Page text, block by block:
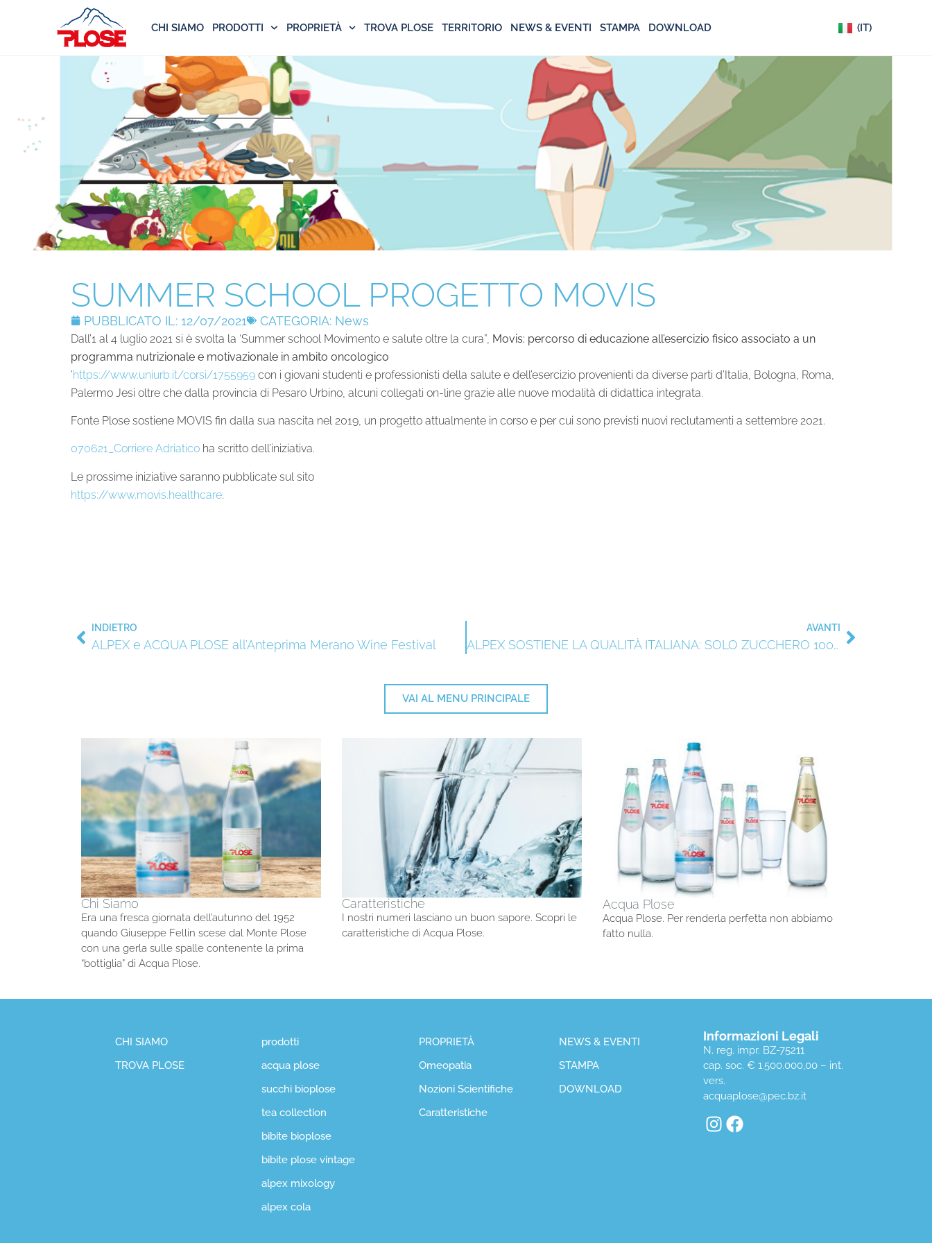
CHI SIAMO PRODOTTI PROPRIETÀ TROVA PLOSE TERRITORIO NEWS & EVENTI STAMPA DOWNLOAD (IT)
(DE)
SUMMER SCHOOL PROGETTO MOVIS
PUBBLICATO IL: 12/07/2021 CATEGORIA: News
Dall’1 al 4 luglio 2021 si è svolta la ‘Summer school Movimento e salute oltre la cura”, Movis: percorso di educazione all’esercizio fisico associato a un
programma nutrizionale e motivazionale in ambito oncologico
’https://www.uniurb.it/corsi/1755959 con i giovani studenti e professionisti della salute e dell’esercizio provenienti da diverse parti d’Italia, Bologna, Roma,
Palermo Jesi oltre che dalla provincia di Pesaro Urbino, alcuni collegati on-line grazie alle nuove modalità di didattica integrata.
Fonte Plose sostiene MOVIS fin dalla sua nascita nel 2019, un progetto attualmente in corso e per cui sono previsti nuovi reclutamenti a settembre 2021.
070621_Corriere Adriatico ha scritto dell’iniziativa.
Le prossime iniziative saranno pubblicate sul sito
https://www.movis.healthcare.
INDIETRO
ALPEX e ACQUA PLOSE all’Anteprima Merano Wine Festival
AVANTI
ALPEX SOSTIENE LA QUALITÀ ITALIANA: SOLO ZUCCHERO 100% ITALIANO
VAI AL MENU PRINCIPALE
Chi Siamo
Era una fresca giornata dell’autunno del 1952
quando Giuseppe Fellin scese dal Monte Plose
con una gerla sulle spalle contenente la prima
“bottiglia” di Acqua Plose.
Caratteristiche
I nostri numeri lasciano un buon sapore. Scopri le
caratteristiche di Acqua Plose.
Acqua Plose
Acqua Plose. Per renderla perfetta non abbiamo
fatto nulla.
CHI SIAMO
TROVA PLOSE
prodotti
acqua plose
succhi bioplose
tea collection
bibite bioplose
bibite plose vintage
alpex mixology
alpex cola
PROPRIETÀ
Omeopatia
Nozioni Scientifiche
Caratteristiche
NEWS & EVENTI
STAMPA
DOWNLOAD
Informazioni Legali
N. reg. impr. BZ-75211
cap. soc. € 1.500.000,00 – int.
vers.
acquaplose@pec.bz.it